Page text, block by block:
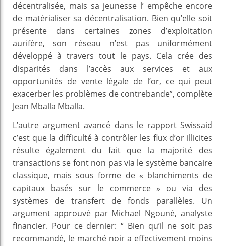
décentralisée, mais sa jeunesse l’ empêche encore
de matérialiser sa décentralisation. Bien qu’elle soit
présente dans certaines zones d’exploitation
aurifère, son réseau n’est pas uniformément
développé à travers tout le pays. Cela crée des
disparités dans l’accès aux services et aux
opportunités de vente légale de l’or, ce qui peut
exacerber les problèmes de contrebande”, complète
Jean Mballa Mballa.
L’autre argument avancé dans le rapport Swissaid
c’est que la difficulté à contrôler les flux d’or illicites
résulte également du fait que la majorité des
transactions se font non pas via le système bancaire
classique, mais sous forme de « blanchiments de
capitaux basés sur le commerce » ou via des
systèmes de transfert de fonds parallèles. Un
argument approuvé par Michael Ngouné, analyste
financier. Pour ce dernier: “ Bien qu’il ne soit pas
recommandé, le marché noir a effectivement moins